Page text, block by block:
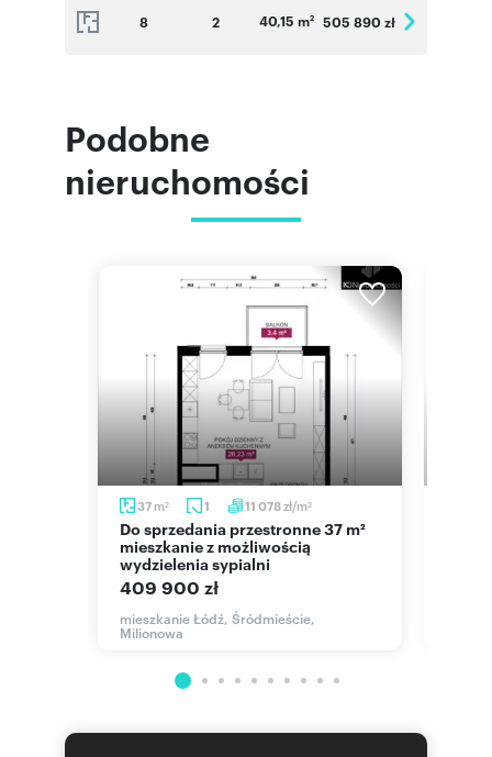
8 2 40,15 m2 505 890 zł
Podobne
nieruchomości
37 m2 1 11 078zł/m2
Do sprzedania przestronne 37 m²
mieszkanie z możliwością
wydzielenia sypialni
409 900 zł
mieszkanie Łódź, Śródmieście,
Milionowa